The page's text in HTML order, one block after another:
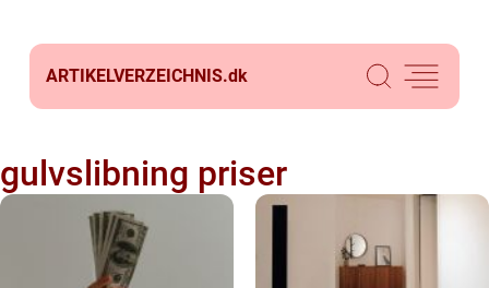
ARTIKELVERZEICHNIS.dk
gulvslibning priser